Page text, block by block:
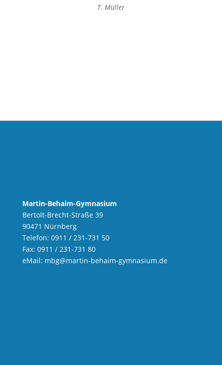
T. Müller
Martin-Behaim-Gymnasium
Bertolt-Brecht-Straße 39
90471 Nürnberg
Telefon: 0911 / 231-731 50
Fax: 0911 / 231-731 80
eMail: mbg@martin-behaim-gymnasium.de